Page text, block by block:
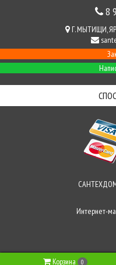
8
Г. МЫТИЩИ,
Интернет-
Корзина 0